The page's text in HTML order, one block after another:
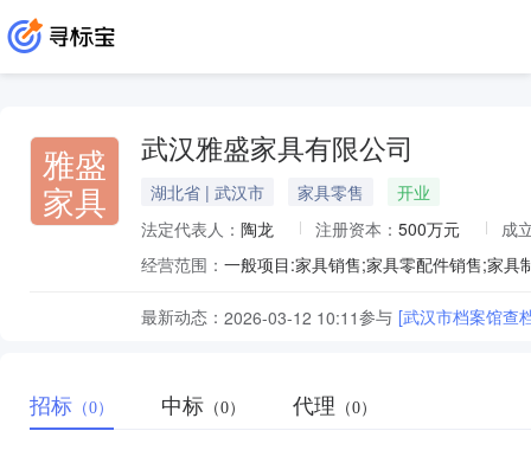
雅盛
家具
武汉雅盛家具有限公司
湖北省 | 武汉市 家具零售
开业
法定代表人： 陶龙 注册资本： 500万元
成
经营范围：
最新动态： 2026-03-12 10:11参与 [武汉市档案馆查
招标 （0） 中标 （0） 代理 （0）